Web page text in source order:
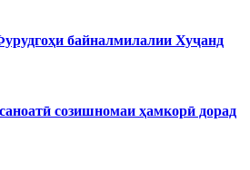
байналмилалии Хуҷанд
созишномаи ҳамкорӣ дорад